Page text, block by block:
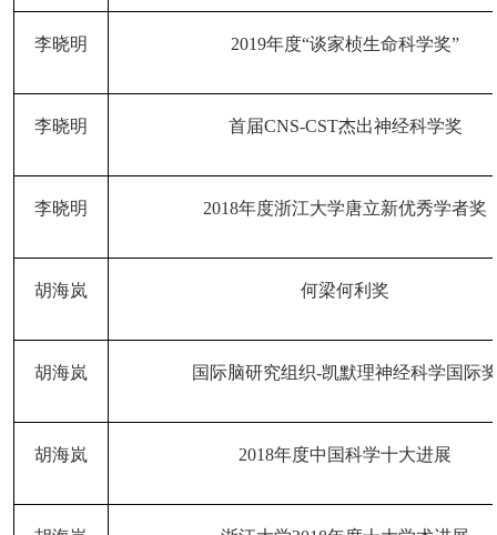
李晓明 2019年度“谈家桢生命科学奖”
李晓明 首届CNS-CST杰出神经科学奖
李晓明 2018年度浙江大学唐立新优秀学者奖
胡海岚 何梁何利奖
胡海岚 国际脑研究组织-凯默理神经科学国际
胡海岚 2018年度中国科学十大进展